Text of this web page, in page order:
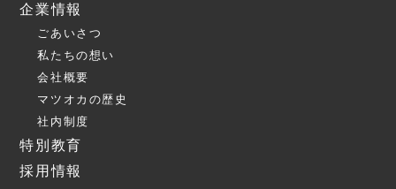
企業情報
ごあいさつ
私たちの想い
会社概要
マツオカの歴史
社内制度
特別教育
採用情報